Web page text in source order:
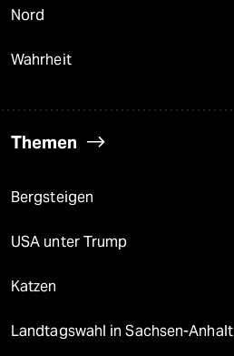
Nord
Wahrheit
Themen
Bergsteigen
USA unter Trump
Katzen
Landtagswahl in Sachsen-Anhalt